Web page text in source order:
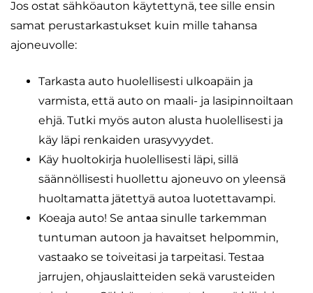
Jos ostat sähköauton käytettynä, tee sille ensin
samat perustarkastukset kuin mille tahansa
ajoneuvolle:
Tarkasta auto huolellisesti ulkoapäin ja
varmista, että auto on maali- ja lasipinnoiltaan
ehjä. Tutki myös auton alusta huolellisesti ja
käy läpi renkaiden urasyvyydet.
Käy huoltokirja huolellisesti läpi, sillä
säännöllisesti huollettu ajoneuvo on yleensä
huoltamatta jätettyä autoa luotettavampi.
Koeaja auto! Se antaa sinulle tarkemman
tuntuman autoon ja havaitset helpommin,
vastaako se toiveitasi ja tarpeitasi. Testaa
jarrujen, ohjauslaitteiden sekä varusteiden